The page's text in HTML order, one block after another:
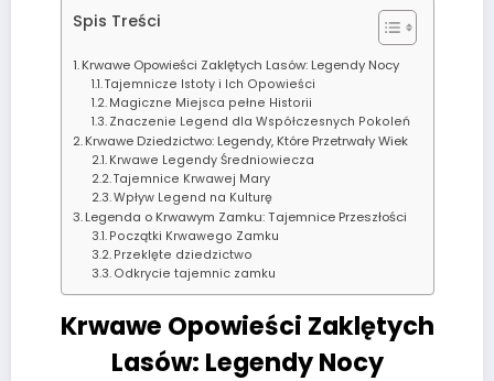
Spis Treści
Krwawe Opowieści Zaklętych Lasów: Legendy Nocy
Tajemnicze Istoty i Ich Opowieści
Magiczne Miejsca pełne Historii
Znaczenie Legend dla Współczesnych Pokoleń
Krwawe Dziedzictwo: Legendy, Które Przetrwały Wiek
Krwawe Legendy Średniowiecza
Tajemnice Krwawej Mary
Wpływ Legend na Kulturę
Legenda o Krwawym Zamku: Tajemnice Przeszłości
Początki Krwawego Zamku
Przeklęte dziedzictwo
Odkrycie tajemnic zamku
Krwawe Opowieści Zaklętych
Lasów: Legendy Nocy